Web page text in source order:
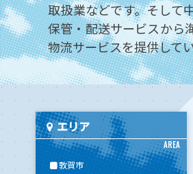
取扱業などです。そして
保管・配送サービスから
物流サービスを提供して
エリア
AREA
敦賀市